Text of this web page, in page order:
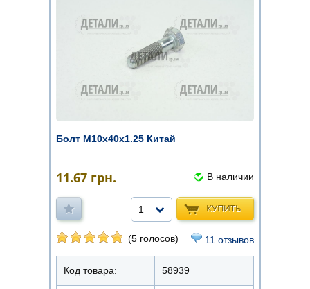
Болт М10х40х1.25 Китай
11.67 грн. В наличии
КУПИТЬ
1
(5 голосов) 11 отзывов
Код товара: 58939